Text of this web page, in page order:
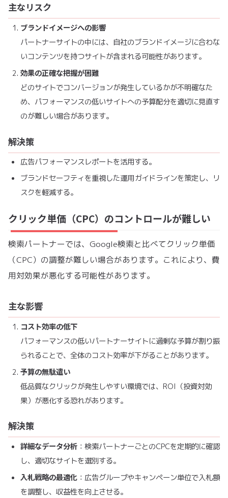
主なリスク
ブランドイメージへの影響
パートナーサイトの中には、自社のブランドイメージに合わな
いコンテンツを持つサイトが含まれる可能性があります。
効果の正確な把握が困難
どのサイトでコンバージョンが発生しているかが不明確なた
め、パフォーマンスの低いサイトへの予算配分を適切に見直す
のが難しい場合があります。
解決策
広告パフォーマンスレポートを活用する。
ブランドセーフティを重視した運用ガイドラインを策定し、リ
スクを軽減する。
クリック単価（CPC）のコントロールが難しい
検索パートナーでは、Google検索と比べてクリック単価
（CPC）の調整が難しい場合があります。これにより、費
用対効果が悪化する可能性があります。
主な影響
コスト効率の低下
パフォーマンスの低いパートナーサイトに過剰な予算が割り振
られることで、全体のコスト効率が下がることがあります。
予算の無駄遣い
低品質なクリックが発生しやすい環境では、ROI（投資対効
果）が悪化する恐れがあります。
解決策
詳細なデータ分析：検索パートナーごとのCPCを定期的に確認
し、適切なサイトを選別する。
入札戦略の最適化：広告グループやキャンペーン単位で入札額
を調整し、収益性を向上させる。